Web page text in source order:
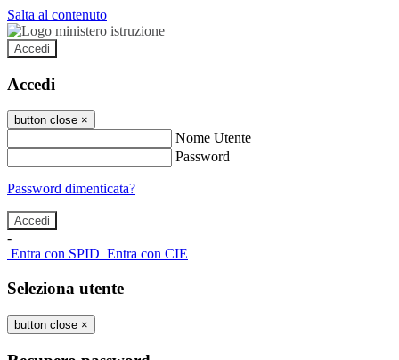
Salta al contenuto
Accedi
Accedi
button close ×
Nome Utente
Password
Password dimenticata?
-
Entra con SPID Entra con CIE
Seleziona utente
button close ×